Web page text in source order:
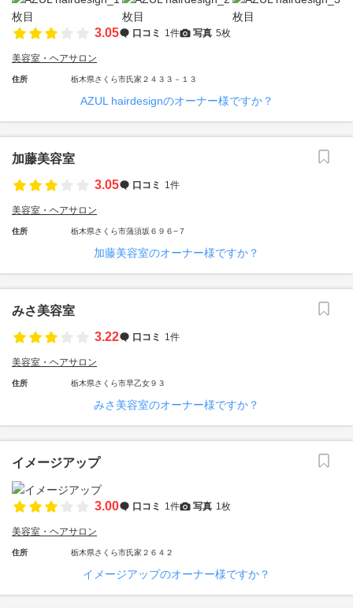
3.05 口コミ 1件 写真 5枚
美容室・ヘアサロン
住所 栃木県さくら市氏家２４３３－１３
AZUL hairdesignのオーナー様ですか？
加藤美容室
3.05
口コミ 1件
美容室・ヘアサロン
住所 栃木県さくら市蒲須坂６９６−７
加藤美容室のオーナー様ですか？
みさ美容室
3.22
口コミ 1件
美容室・ヘアサロン
住所 栃木県さくら市早乙女９３
みさ美容室のオーナー様ですか？
イメージアップ
3.00 口コミ 1件 写真 1枚
美容室・ヘアサロン
住所 栃木県さくら市氏家２６４２
イメージアップのオーナー様ですか？